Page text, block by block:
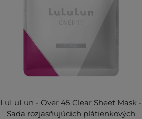
LuLuLun - Over 45 Clear Sheet Mask -
Sada rozjasňujúcich plátienkových